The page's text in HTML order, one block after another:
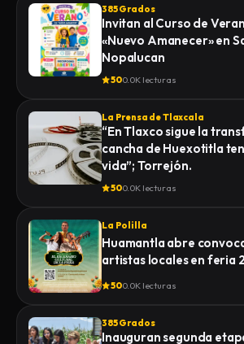
385 Grados
Invitan al Curso de
«Nuevo Amanecer» en
Nopalucan
500.0K lecturas
La Prensa de Tlaxcala
“En Tlaxco sigue la
cancha de Huexotitla
vida”; Torrejón.
500.0K lecturas
La Polilla
Huamantla abre
artistas locales en feria
500.0K lecturas
385 Grados
Inauguran segunda